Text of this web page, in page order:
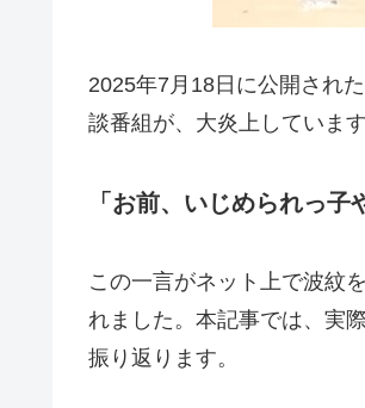
2025年7月18日に公開され
談番組が、大炎上してい
「お前、いじめられっ子
この一言がネット上で波紋
れました。本記事では、実
振り返ります。